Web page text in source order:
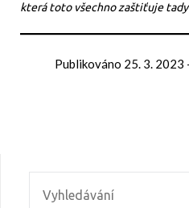
která toto všechno zaštiťuje
Publikováno 25. 3. 2023